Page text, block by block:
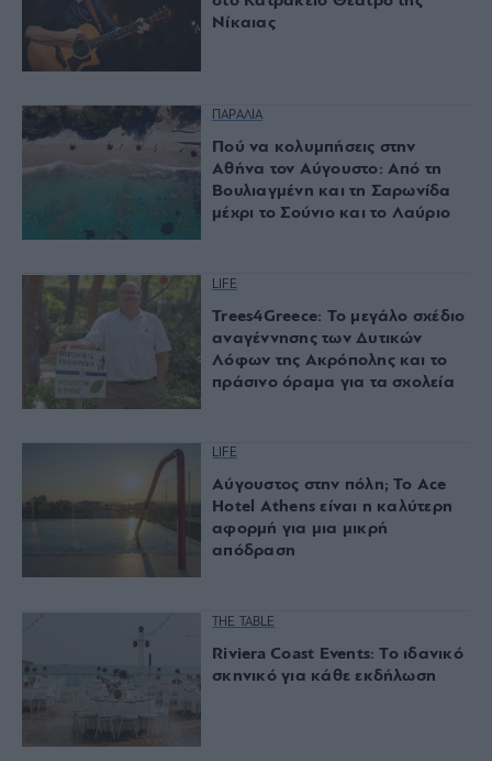
Νίκαιας
ΠΑΡΑΛΙΑ
Πού να κολυμπήσεις στην
Αθήνα τον Αύγουστο: Από τη
Βουλιαγμένη και τη Σαρωνίδα
μέχρι το Σούνιο και το Λαύριο
LIFE
Trees4Greece: Το μεγάλο σχέδιο
αναγέννησης των Δυτικών
Λόφων της Ακρόπολης και το
πράσινο όραμα για τα σχολεία
LIFE
Αύγουστος στην πόλη; Το Ace
Hotel Athens είναι η καλύτερη
αφορμή για μια μικρή
απόδραση
THE TABLE
Riviera Coast Events: Το ιδανικό
σκηνικό για κάθε εκδήλωση